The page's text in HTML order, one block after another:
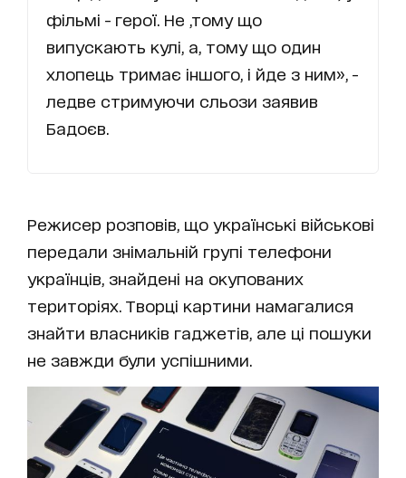
фільмі - герої. Не ,тому що
випускають кулі, а, тому що один
хлопець тримає іншого, і йде з ним», -
ледве стримуючи сльози заявив
Бадоєв.
Режисер розповів, що українські військові
передали знімальній групі телефони
українців, знайдені на окупованих
територіях. Творці картини намагалися
знайти власників гаджетів, але ці пошуки
не завжди були успішними.